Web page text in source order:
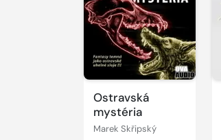
Ostravská
mystéria
Marek Skřipský